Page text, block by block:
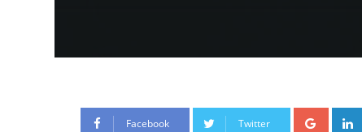
Facebook Twitter